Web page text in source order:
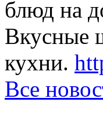
блюд на
Вкусные
кухни.
Все